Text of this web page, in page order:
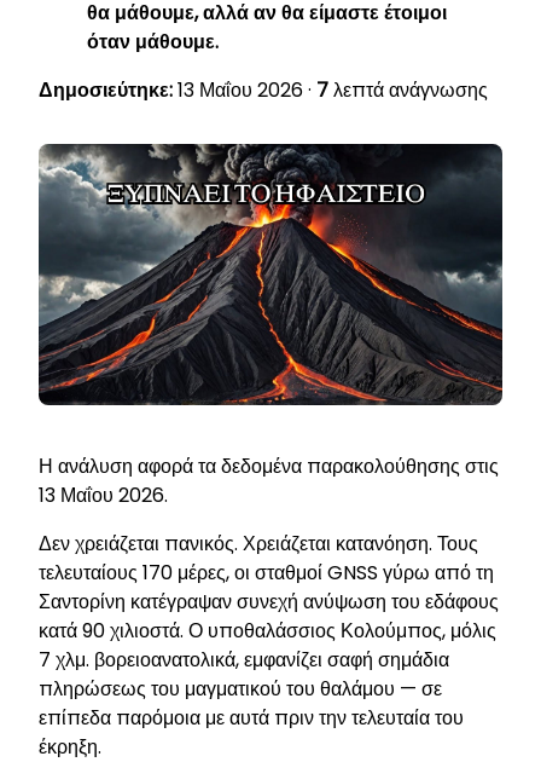
θα μάθουμε, αλλά αν θα είμαστε έτοιμοι
όταν μάθουμε.
Δημοσιεύτηκε:13 Μαΐου 2026 · 7λεπτά ανάγνωσης
Η ανάλυση αφορά τα δεδομένα παρακολούθησης στις
13 Μαΐου 2026.
Δεν χρειάζεται πανικός. Χρειάζεται κατανόηση. Τους
τελευταίους 170 μέρες, οι σταθμοί GNSS γύρω από τη
Σαντορίνη κατέγραψαν συνεχή ανύψωση του εδάφους
κατά 90 χιλιοστά. Ο υποθαλάσσιος Κολούμπος, μόλις
7 χλμ. βορειοανατολικά, εμφανίζει σαφή σημάδια
πληρώσεως του μαγματικού του θαλάμου — σε
επίπεδα παρόμοια με αυτά πριν την τελευταία του
έκρηξη.